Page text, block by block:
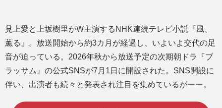
見上愛と上坂樹里がW主演するNHK連続テレビ小説『風、
薫る』。放送開始から約3カ月が経過し、いよいよ交代の足
音が迫っている。2026年秋から放送予定の次期朝ドラ『ブ
ラッサム』の公式SNSが7月1日に開設された。SNS開設に
伴い、出演者も続々と発表され注目を集めているがーー。